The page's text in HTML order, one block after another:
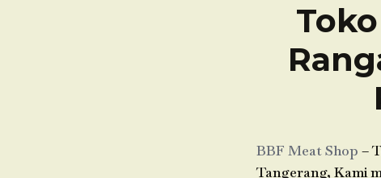
BBF Meat Shop –
Tangerang, Kami